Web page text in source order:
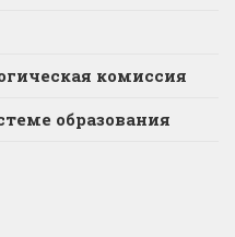
комиссия
образования